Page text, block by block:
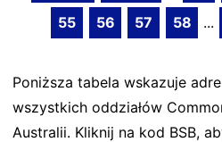
55
56 57 58 ...
Poniższa tabela wskazuje
wszystkich oddziałów
Australii. Kliknij na kod BSB,